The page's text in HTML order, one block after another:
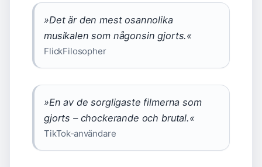
»Det är den mest osannolika
musikalen som någonsin gjorts.«
FlickFilosopher
»En av de sorgligaste filmerna som
gjorts – chockerande och brutal.«
TikTok‑användare